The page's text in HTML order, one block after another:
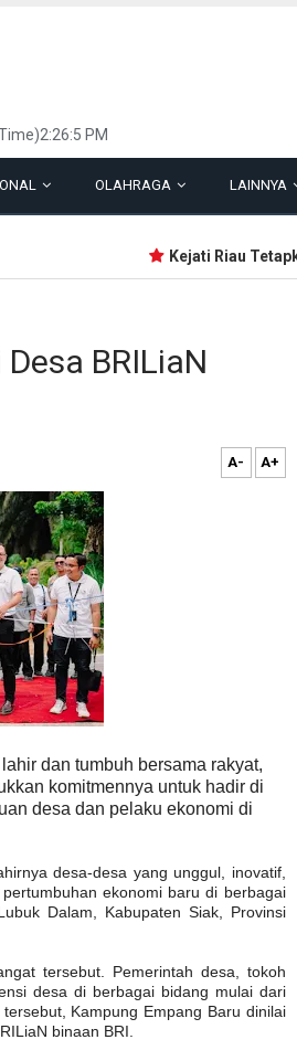
PM
OLAHRAGA LAINNYA
Kejati Riau
BRILiaN
A- A+
dan tumbuh bersama rakyat,
komitmennya untuk hadir di
desa dan pelaku ekonomi di
desa-desa yang unggul, inovatif,
ekonomi baru di berbagai
Dalam, Kabupaten Siak, Provinsi
tersebut. Pemerintah desa, tokoh
desa di berbagai bidang mulai dari
Kampung Empang Baru dinilai
binaan BRI.
JADILAH PEMBACA
INFO